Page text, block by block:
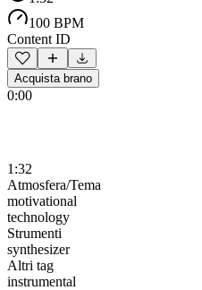
100 BPM
Content ID
Acquista brano
0:00
1:32
Atmosfera/Tema
motivational
technology
Strumenti
synthesizer
Altri tag
instrumental